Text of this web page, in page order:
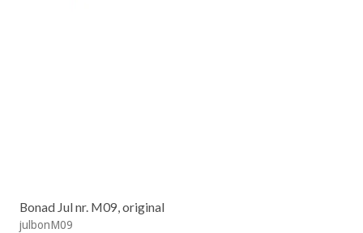
Bonad Jul nr. M09, original
julbonM09